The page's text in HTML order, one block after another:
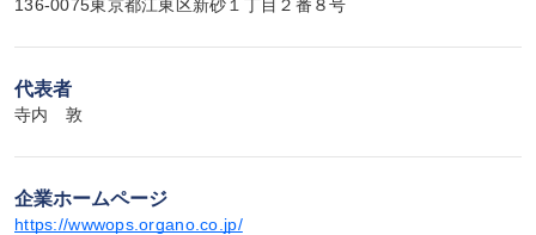
136-0075東京都江東区新砂１丁目２番８号
代表者
寺内　敦
企業ホームページ
https://wwwops.organo.co.jp/